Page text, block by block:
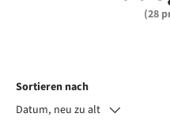
(28
Sortieren nach
Datum, neu zu alt